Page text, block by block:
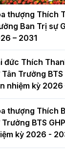
thượng Thích
Ban Trị sự
– 2031
đức Thích
Trưởng
nhiệm kỳ 2026
thượng Thích
BTS
kỳ 2026 -